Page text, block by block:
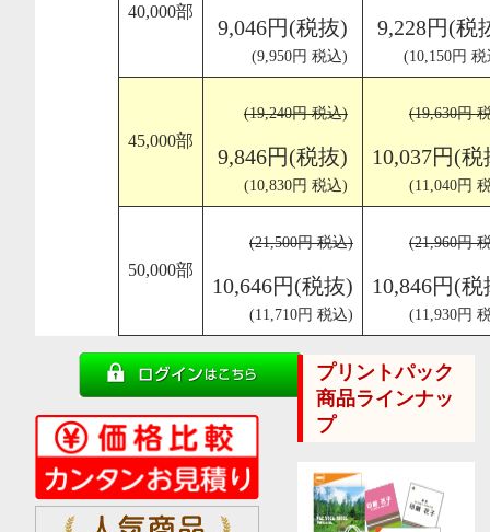
40,000部
9,046円(税抜)
(9,950円 税込)
9,228円(税
(10,150円
45,000部
(19,240円 税込)
9,846円(税抜)
(10,830円 税込)
(19,630円
10,037円(税
(11,040円
50,000部
(21,500円 税込)
10,646円(税抜)
(11,710円 税込)
(21,960円
10,846円(税
(11,930円
プリントパック
商品ラインナッ
プ